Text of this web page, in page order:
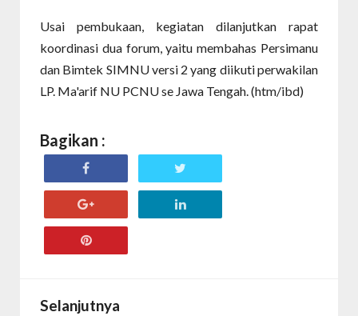
Usai pembukaan, kegiatan dilanjutkan rapat
koordinasi dua forum, yaitu membahas Persimanu
dan Bimtek SIMNU versi 2 yang diikuti perwakilan
LP. Ma'arif NU PCNU se Jawa Tengah. (htm/ibd)
Bagikan :
Selanjutnya